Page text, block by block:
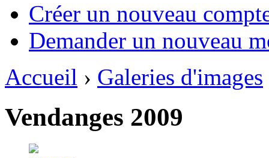
Créer un nouveau
Demander un nouveau
Accueil › Galeries d'images
Vendanges 2009